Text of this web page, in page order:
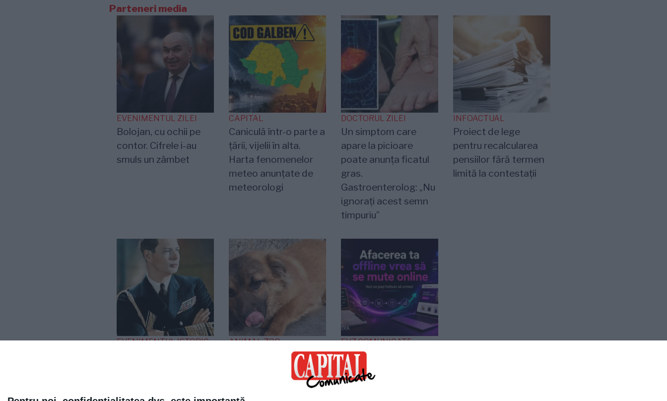
Parteneri media
EVENIMENTUL ZILEI
Bolojan, cu ochii pe
contor. Cifrele i-au
smuls un zâmbet
CAPITAL
Caniculă într-o parte a
țării, vijelii în alta.
Harta fenomenelor
meteo anunțate de
meteorologi
DOCTORUL ZILEI
Un simptom care
apare la picioare
poate anunța ficatul
gras.
Gastroenterolog: „Nu
ignorați acest semn
timpuriu”
INFOACTUAL
Proiect de lege
pentru recalcularea
pensiilor fără termen
limită la contestații
EVENIMENTUL ISTORIC
Regele Mihai după
ANIMAL ZOO
O viață așteaptă un
miracol! Cățelușa care
s-a refugiat într-un
colț așteptând
EVZ COMUNICATE
Agentia Plum Media
lansează un ghid
practic pentru